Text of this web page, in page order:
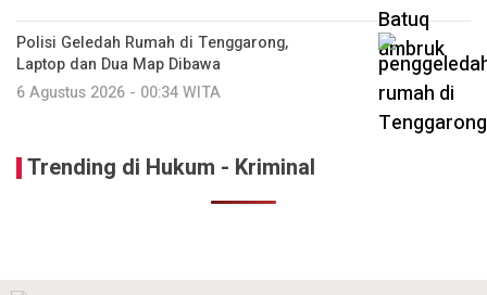
Polisi Geledah Rumah di Tenggarong,
Laptop dan Dua Map Dibawa
6 Agustus 2026 - 00:34 WITA
Trending di Hukum - Kriminal